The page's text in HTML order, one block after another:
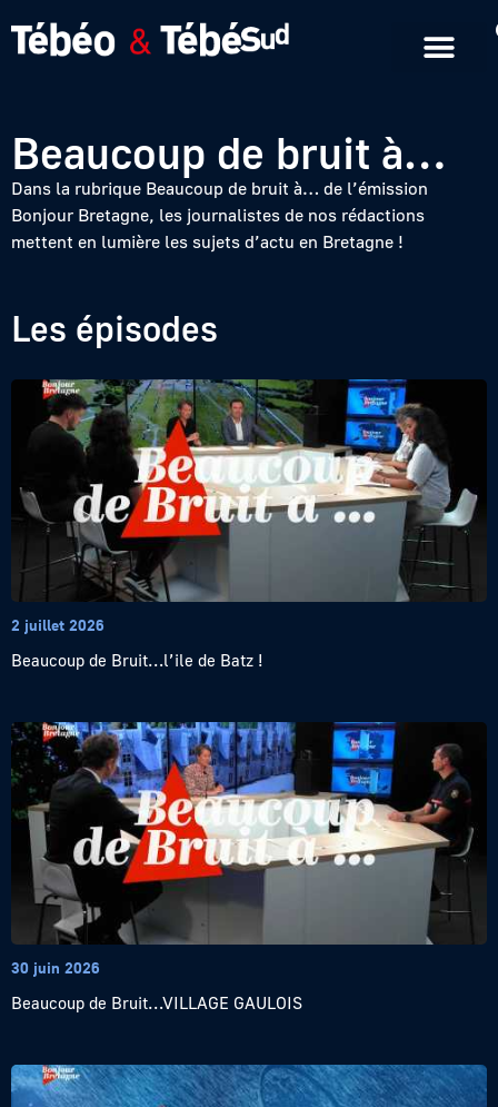
Beaucoup de bruit à…
Dans la rubrique Beaucoup de bruit à… de l’émission
Bonjour Bretagne, les journalistes de nos rédactions
mettent en lumière les sujets d’actu en Bretagne !
Les épisodes
2 juillet 2026
Beaucoup de Bruit…l’ile de Batz !
30 juin 2026
Beaucoup de Bruit…VILLAGE GAULOIS